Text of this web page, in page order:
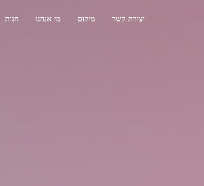
חנות מי אנחנו מיקום יצירת קשר